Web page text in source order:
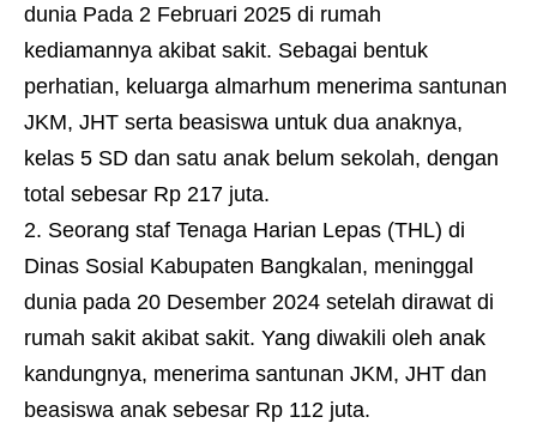
dunia Pada 2 Februari 2025 di rumah
kediamannya akibat sakit. Sebagai bentuk
perhatian, keluarga almarhum menerima santunan
JKM, JHT serta beasiswa untuk dua anaknya,
kelas 5 SD dan satu anak belum sekolah, dengan
total sebesar Rp 217 juta.
2. Seorang staf Tenaga Harian Lepas (THL) di
Dinas Sosial Kabupaten Bangkalan, meninggal
dunia pada 20 Desember 2024 setelah dirawat di
rumah sakit akibat sakit. Yang diwakili oleh anak
kandungnya, menerima santunan JKM, JHT dan
beasiswa anak sebesar Rp 112 juta.